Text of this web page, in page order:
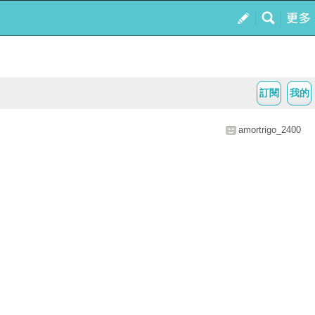
我的
訂閱
amortrigo_2400